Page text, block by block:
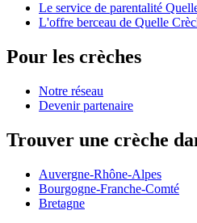
Le service de parentalité
L'offre berceau de Quelle
Pour les crèches
Notre réseau
Devenir partenaire
Trouver une crèche
Auvergne-Rhône-Alpes
Bourgogne-Franche-Comté
Bretagne